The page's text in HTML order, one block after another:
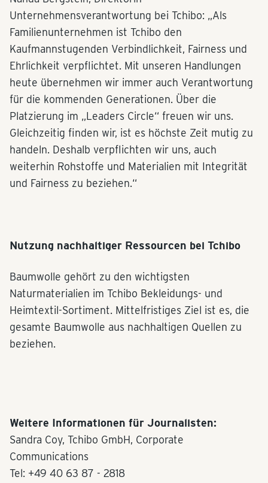
Unternehmensverantwortung bei Tchibo: „Als
Familienunternehmen ist Tchibo den
Kaufmannstugenden Verbindlichkeit, Fairness und
Ehrlichkeit verpflichtet. Mit unseren Handlungen
heute übernehmen wir immer auch Verantwortung
für die kommenden Generationen. Über die
Platzierung im „Leaders Circle“ freuen wir uns.
Gleichzeitig finden wir, ist es höchste Zeit mutig zu
handeln. Deshalb verpflichten wir uns, auch
weiterhin Rohstoffe und Materialien mit Integrität
und Fairness zu beziehen.“
Nutzung nachhaltiger Ressourcen bei Tchibo
Baumwolle gehört zu den wichtigsten
Naturmaterialien im Tchibo Bekleidungs- und
Heimtextil-Sortiment. Mittelfristiges Ziel ist es, die
gesamte Baumwolle aus nachhaltigen Quellen zu
beziehen.
Weitere Informationen für Journalisten:
Sandra Coy, Tchibo GmbH, Corporate
Communications
Tel: +49 40 63 87 - 2818